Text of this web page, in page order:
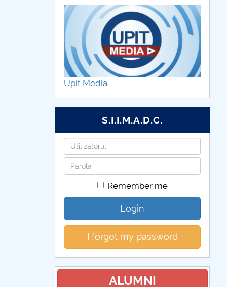
Upit Media
S.I.I.M.A.D.C.
Username
Password
Remember me
Login
I forgot my password
ALUMNI